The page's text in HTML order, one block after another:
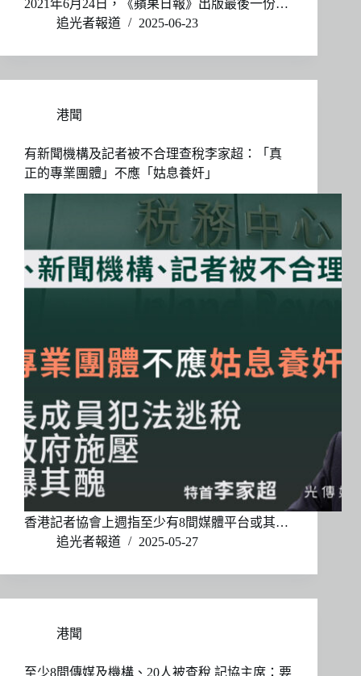
2021年6月24日，《蘋果日報》出版最後一份…
追光者報道
2025-06-23
港聞
有新聞機構及記者被不合理查稅李家超：「真
正的專業團體」不應「姑息養奸」
香港記者協會上週指至少有8間媒體平台或其…
追光者報道
2025-05-27
港聞
至少8間傳媒及機構、20人被查稅 記協主席：要